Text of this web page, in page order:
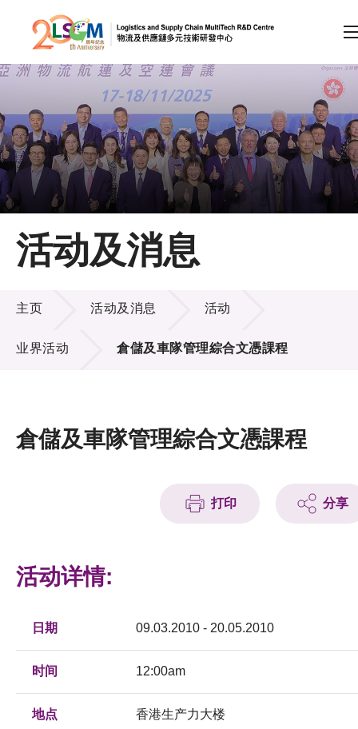
跳到内容（按回车键）
会员登录
A A EN 繁 简
主页
关于LSCM
技术商品化
项目及资助计划
活动及消息
科技分享
活动及消息
活动及消息
主页 活动及消息 活动
业界活动 倉儲及車隊管理綜合文憑課程
倉儲及車隊管理綜合文憑課程
打印 分享
活动详情:
日期 09.03.2010 - 20.05.2010
时间 12:00am
地点 香港生产力大楼